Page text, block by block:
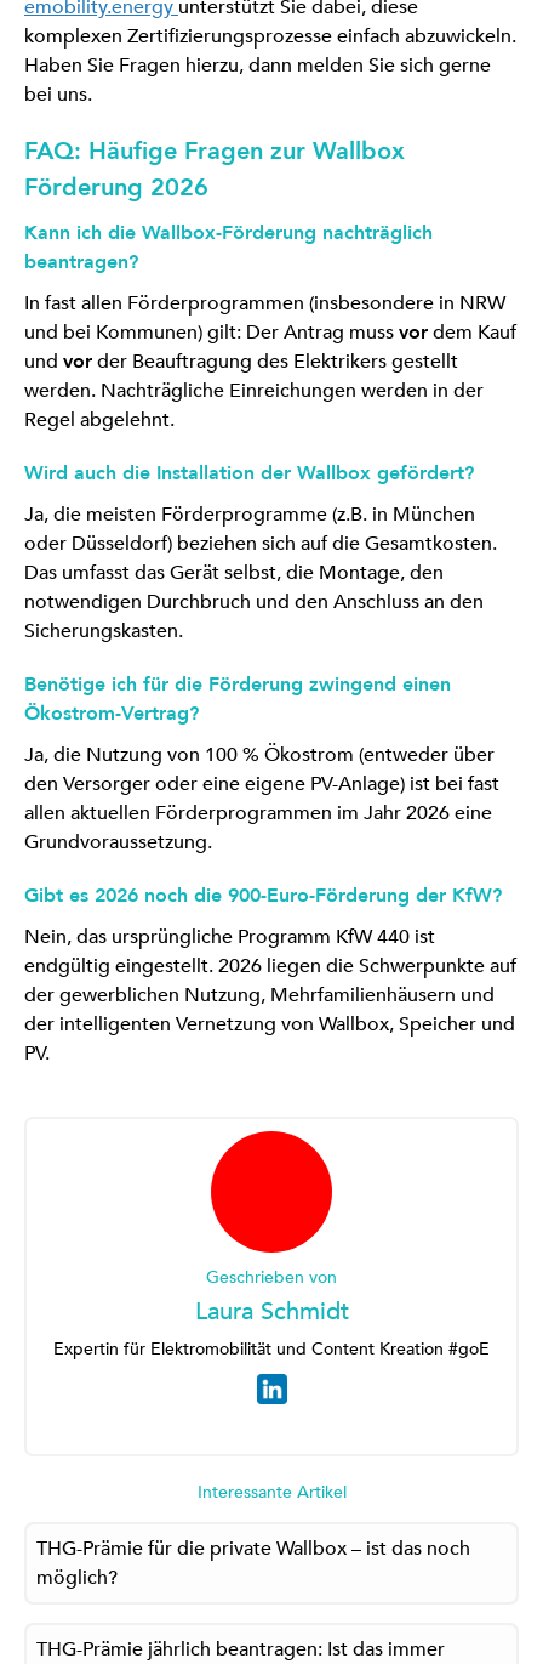
emobility.energy unterstützt Sie dabei, diese
komplexen Zertifizierungsprozesse einfach abzuwickeln.
Haben Sie Fragen hierzu, dann melden Sie sich gerne
bei uns.
FAQ: Häufige Fragen zur Wallbox
Förderung 2026
Kann ich die Wallbox-Förderung nachträglich
beantragen?
In fast allen Förderprogrammen (insbesondere in NRW
und bei Kommunen) gilt: Der Antrag mussvordem Kauf
und vorder Beauftragung des Elektrikers gestellt
werden. Nachträgliche Einreichungen werden in der
Regel abgelehnt.
Wird auch die Installation der Wallbox gefördert?
Ja, die meisten Förderprogramme (z.B. in München
oder Düsseldorf) beziehen sich auf die Gesamtkosten.
Das umfasst das Gerät selbst, die Montage, den
notwendigen Durchbruch und den Anschluss an den
Sicherungskasten.
Benötige ich für die Förderung zwingend einen
Ökostrom-Vertrag?
Ja, die Nutzung von 100 % Ökostrom (entweder über
den Versorger oder eine eigene PV-Anlage) ist bei fast
allen aktuellen Förderprogrammen im Jahr 2026 eine
Grundvoraussetzung.
Gibt es 2026 noch die 900-Euro-Förderung der KfW?
Nein, das ursprüngliche Programm KfW 440 ist
endgültig eingestellt. 2026 liegen die Schwerpunkte auf
der gewerblichen Nutzung, Mehrfamilienhäusern und
der intelligenten Vernetzung von Wallbox, Speicher und
PV.
Geschrieben von
Laura Schmidt
Expertin für Elektromobilität und Content Kreation #goE
Interessante Artikel
THG-Prämie für die private Wallbox – ist das noch
möglich?
THG-Prämie jährlich beantragen: Ist das immer